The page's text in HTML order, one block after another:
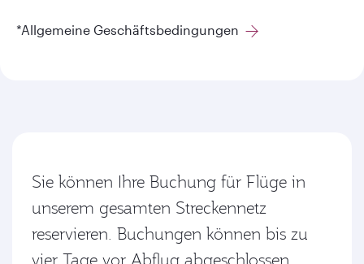
*Allgemeine Geschäftsbedingungen
Sie können Ihre Buchung für Flüge in
unserem gesamten Streckennetz
reservieren. Buchungen können bis zu